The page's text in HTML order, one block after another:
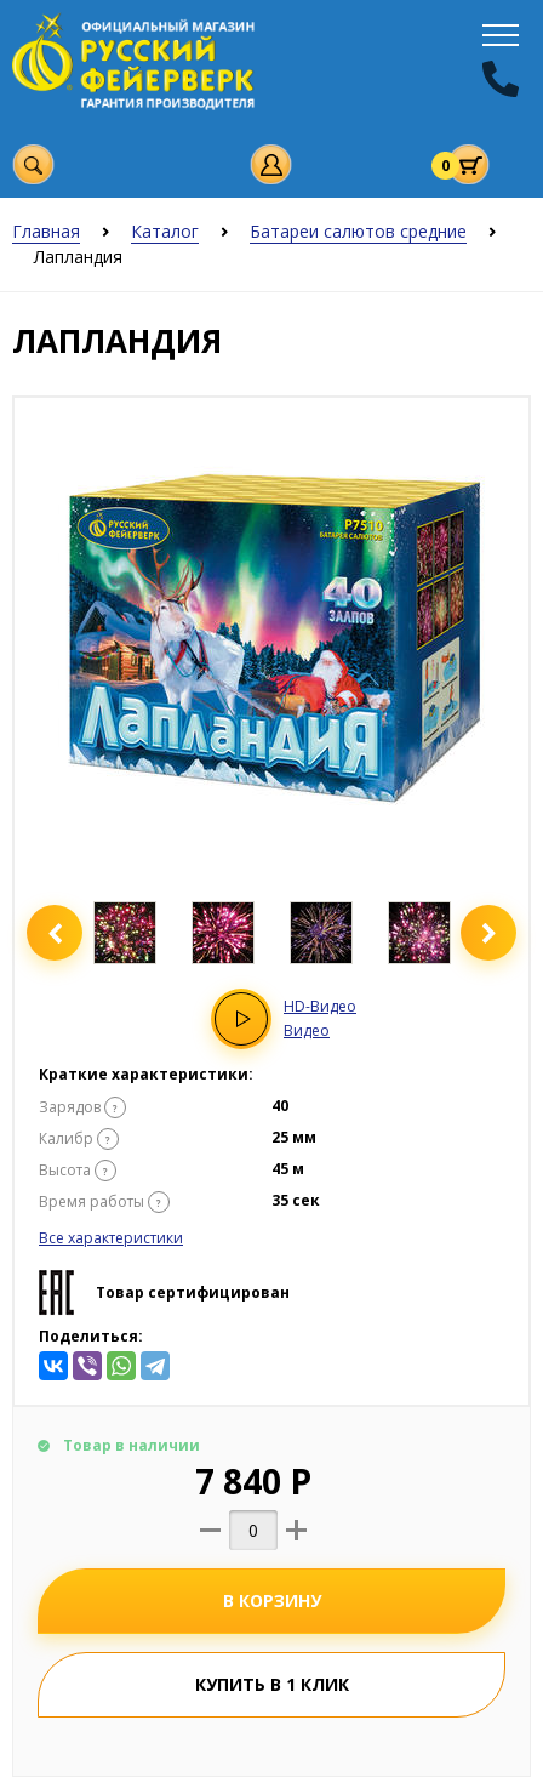
0
Главная Каталог
Батареи салютов средние
Лапландия
ЛАПЛАНДИЯ
HD-Видео
Видео
Краткие характеристики:
Зарядов
?
40
Калибр
?
25 мм
Высота
?
45 м
Время работы
?
35 сек
Все характеристики
Товар сертифицирован
Поделиться:
Товар в наличии
7 840 Р
В КОРЗИНУ
КУПИТЬ В 1 КЛИК